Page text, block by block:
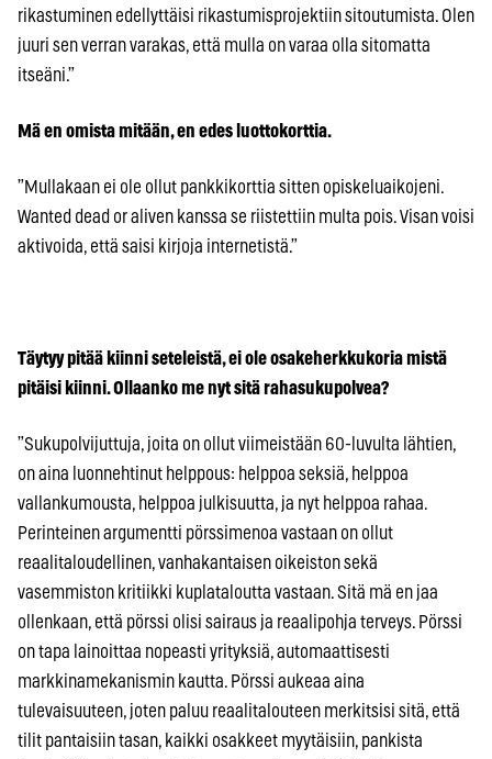
rikastuminen edellyttäisi rikastumisprojektiin sitoutumista. Olen
juuri sen verran varakas, että mulla on varaa olla sitomatta
itseäni.”
Mä en omista mitään, en edes luottokorttia.
”Mullakaan ei ole ollut pankkikorttia sitten opiskeluaikojeni.
Wanted dead or aliven kanssa se riistettiin multa pois. Visan voisi
aktivoida, että saisi kirjoja internetistä.”
Täytyy pitää kiinni seteleistä, ei ole osakeherkkukoria mistä
pitäisi kiinni. Ollaanko me nyt sitä rahasukupolvea?
”Sukupolvijuttuja, joita on ollut viimeistään 60-luvulta lähtien,
on aina luonnehtinut helppous: helppoa seksiä, helppoa
vallankumousta, helppoa julkisuutta, ja nyt helppoa rahaa.
Perinteinen argumentti pörssimenoa vastaan on ollut
reaalitaloudellinen, vanhakantaisen oikeiston sekä
vasemmiston kritiikki kuplataloutta vastaan. Sitä mä en jaa
ollenkaan, että pörssi olisi sairaus ja reaalipohja terveys. Pörssi
on tapa lainoittaa nopeasti yrityksiä, automaattisesti
markkinamekanismin kautta. Pörssi aukeaa aina
tulevaisuuteen, joten paluu reaalitalouteen merkitsisi sitä, että
tilit pantaisiin tasan, kaikki osakkeet myytäisiin, pankista